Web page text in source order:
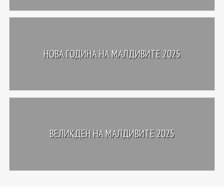
НОВА ГОДИНА НА МАЛДИВИТЕ 2025
ВЕЛИКДЕН НА МАЛДИВИТЕ 2025